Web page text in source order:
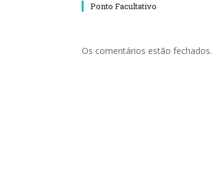
Ponto Facultativo
Os comentários estão fechados.